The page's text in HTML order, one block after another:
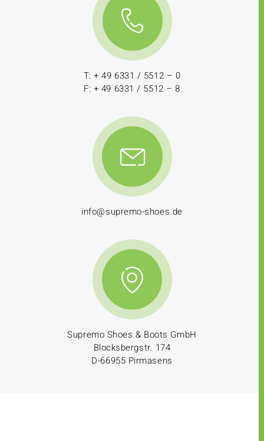
T: + 49 6331 / 5512 – 0
F: + 49 6331 / 5512 – 8
info@supremo-shoes.de
Supremo Shoes & Boots GmbH
Blocksbergstr. 174
D-66955 Pirmasens